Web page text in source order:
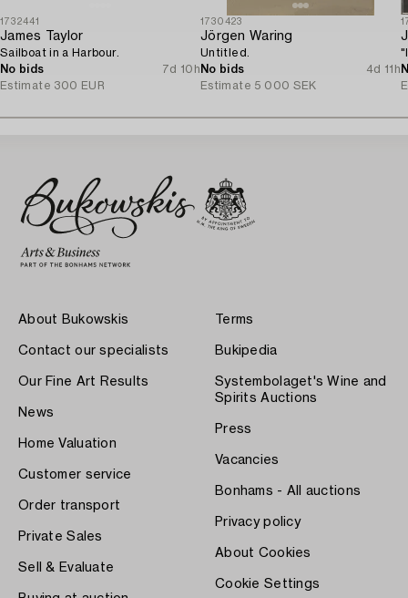
1732441
James Taylor
Sailboat in a Harbour.
No bids
7d 10h
Estimate 300 EUR
1730423
Jörgen Waring
Untitled.
No bids
4d 11h
Estimate 5 000 SEK
About Bukowskis
Contact our specialists
Our Fine Art Results
News
Home Valuation
Customer service
Order transport
Private Sales
Sell & Evaluate
Terms
Bukipedia
Systembolaget's Wine and
Spirits Auctions
Press
Vacancies
Bonhams - All auctions
Privacy policy
About Cookies
Cookie Settings